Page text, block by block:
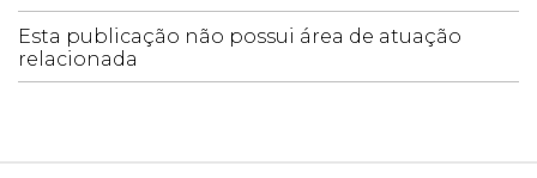
Esta publicação não possui área de atuação
relacionada